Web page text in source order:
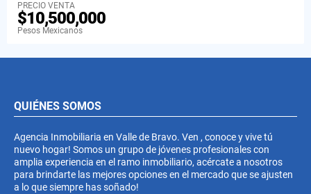
PRECIO VENTA
$10,500,000
Pesos Mexicanos
QUIÉNES SOMOS
Agencia Inmobiliaria en Valle de Bravo. Ven , conoce y vive tú
nuevo hogar! Somos un grupo de jóvenes profesionales con
amplia experiencia en el ramo inmobiliario, acércate a nosotros
para brindarte las mejores opciones en el mercado que se ajusten
a lo que siempre has soñado!